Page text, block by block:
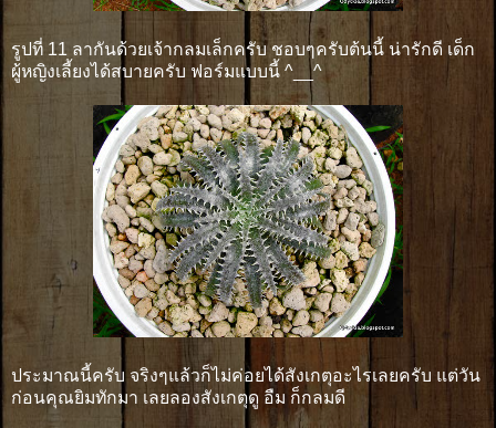
รูปที่ 11 ลากันด้วยเจ้ากลมเล็กครับ ชอบๆครับต้นนี้ น่ารักดี เด็ก
ผู้หญิงเลี้ยงได้สบายครับ ฟอร์มแบบนี้ ^__^
ประมาณนี้ครับ จริงๆแล้วก็ไม่ค่อยได้สังเกตุอะไรเลยครับ แต่วัน
ก่อนคุณยิมทักมา เลยลองสังเกตุดู อืม ก็กลมดี